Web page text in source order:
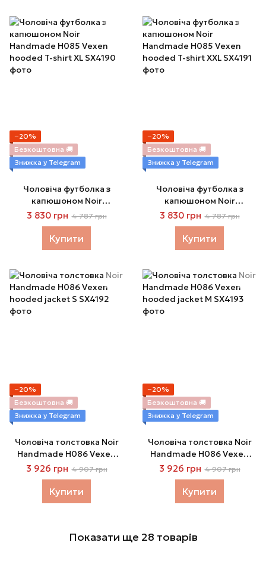
−20%
Безкоштовна 🚚
Знижка у Telegram
Чоловіча футболка з
капюшоном Noir
Handmade H085 Vexen
hooded T-shirt XL
3 830 грн 4 787 грн
Купити
−20%
Безкоштовна 🚚
Знижка у Telegram
Чоловіча футболка з
капюшоном Noir
Handmade H085 Vexen
hooded T-shirt XXL
3 830 грн 4 787 грн
Купити
−20%
Безкоштовна 🚚
Знижка у Telegram
Чоловіча толстовка Noir
Handmade H086 Vexen
hooded jacket S
3 926 грн 4 907 грн
Купити
−20%
Безкоштовна 🚚
Знижка у Telegram
Чоловіча толстовка Noir
Handmade H086 Vexen
hooded jacket M
3 926 грн 4 907 грн
Купити
Показати ще 28 товарів